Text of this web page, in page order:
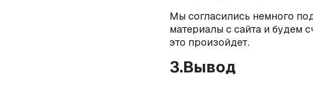
Мы согласились немного
материалы с сайта и будем
это произойдет.
3.Вывод